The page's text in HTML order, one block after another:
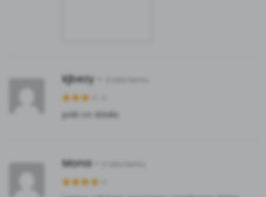
kjbezy
poki co dziala
Mona